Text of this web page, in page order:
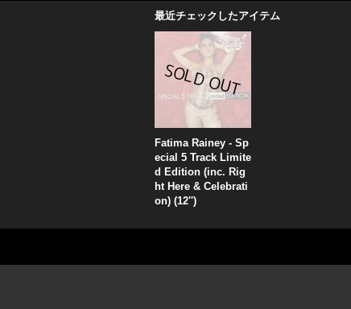
最近チェックしたアイテム
Fatima Rainey - Sp
ecial 5 Track Limite
d Edition (inc. Rig
ht Here & Celebrati
on) (12'')